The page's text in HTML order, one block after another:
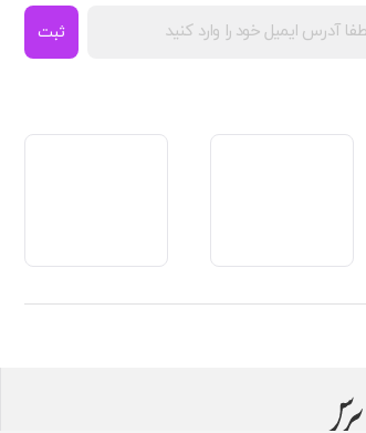
ثبت